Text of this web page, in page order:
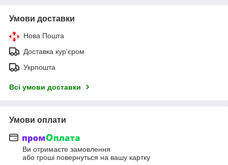
Умови доставки
Нова Пошта
Доставка кур'єром
Укрпошта
Всі умови доставки
Умови оплати
Ви отримаєте замовлення
або гроші повернуться на вашу картку